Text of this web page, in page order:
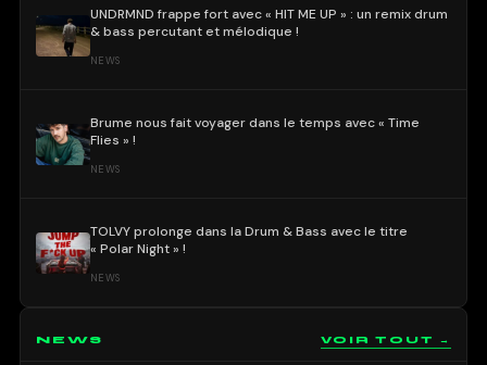
UNDRMND frappe fort avec « HIT ME UP » : un remix drum
& bass percutant et mélodique !
NEWS
Brume nous fait voyager dans le temps avec « Time
Flies » !
NEWS
TOLVY prolonge dans la Drum & Bass avec le titre
« Polar Night » !
NEWS
NEWS VOIR TOUT →